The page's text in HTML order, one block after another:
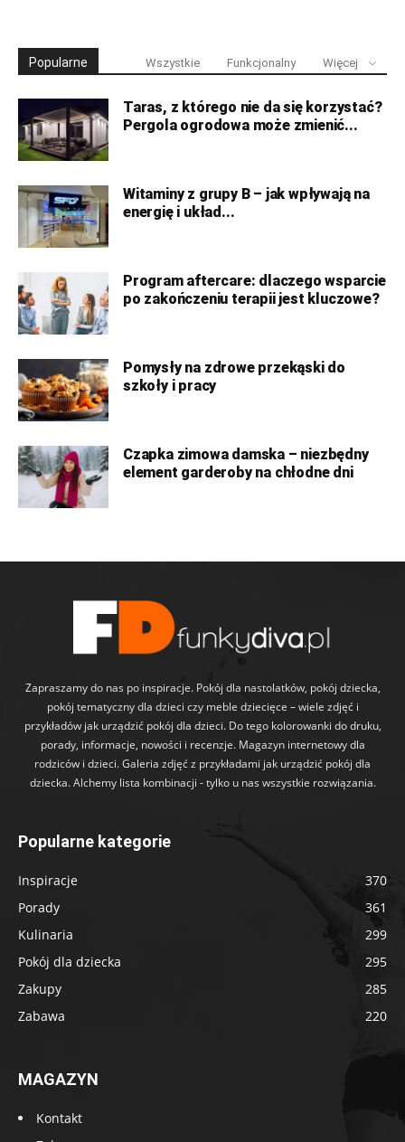
Popularne Wszystkie Funkcjonalny Więcej
Taras, z którego nie da się korzystać?
Pergola ogrodowa może zmienić...
Witaminy z grupy B – jak wpływają na
energię i układ...
Program aftercare: dlaczego wsparcie
po zakończeniu terapii jest kluczowe?
Pomysły na zdrowe przekąski do
szkoły i pracy
Czapka zimowa damska – niezbędny
element garderoby na chłodne dni
Zapraszamy do nas po inspiracje. Pokój dla nastolatków, pokój dziecka,
pokój tematyczny dla dzieci czy meble dziecięce – wiele zdjęć i
przykładów jak urządzić pokój dla dzieci. Do tego kolorowanki do druku,
porady, informacje, nowości i recenzje. Magazyn internetowy dla
rodziców i dzieci. Galeria zdjęć z przykładami jak urządzić pokój dla
dziecka. Alchemy lista kombinacji - tylko u nas wszystkie rozwiązania.
Popularne kategorie
Inspiracje
370
Porady
361
Kulinaria
299
Pokój dla dziecka
295
Zakupy
285
Zabawa
220
MAGAZYN
Kontakt